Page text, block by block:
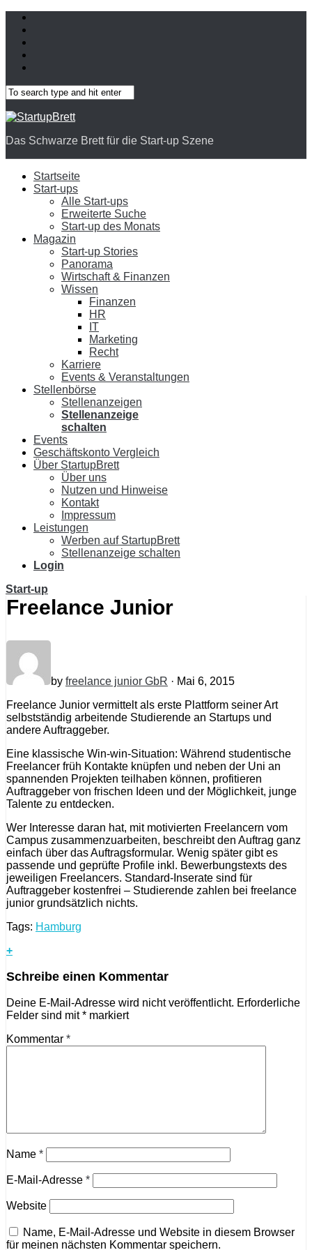
Das Schwarze Brett für die Start-up Szene
Startseite
Start-ups
Alle Start-ups
Erweiterte Suche
Start-up des Monats
Magazin
Start-up Stories
Panorama
Wirtschaft & Finanzen
Wissen
Finanzen
HR
IT
Marketing
Recht
Karriere
Events & Veranstaltungen
Stellenbörse
Stellenanzeigen
Stellenanzeige
schalten
Events
Geschäftskonto Vergleich
Über StartupBrett
Über uns
Nutzen und Hinweise
Kontakt
Impressum
Leistungen
Werben auf StartupBrett
Stellenanzeige schalten
Login
Start-up
Freelance Junior
by freelance junior GbR · Mai 6, 2015
Freelance Junior vermittelt als erste Plattform seiner Art
selbstständig arbeitende Studierende an Startups und
andere Auftraggeber.
Eine klassische Win-win-Situation: Während studentische
Freelancer früh Kontakte knüpfen und neben der Uni an
spannenden Projekten teilhaben können, profitieren
Auftraggeber von frischen Ideen und der Möglichkeit, junge
Talente zu entdecken.
Wer Interesse daran hat, mit motivierten Freelancern vom
Campus zusammenzuarbeiten, beschreibt den Auftrag ganz
einfach über das Auftragsformular. Wenig später gibt es
passende und geprüfte Profile inkl. Bewerbungstexts des
jeweiligen Freelancers. Standard-Inserate sind für
Auftraggeber kostenfrei – Studierende zahlen bei freelance
junior grundsätzlich nichts.
Tags: Hamburg
+
Schreibe einen Kommentar
Deine E-Mail-Adresse wird nicht veröffentlicht. Erforderliche
Felder sind mit* markiert
Kommentar *
Name *
E-Mail-Adresse *
Website
Name, E-Mail-Adresse und Website in diesem Browser
für meinen nächsten Kommentar speichern.